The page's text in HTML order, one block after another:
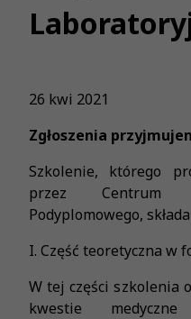
26 kwi 2021
Zgłoszenia
Szkolenie, którego
przez Centrum
Podyplomowego,
I. Część teoretyczna w
W tej części szkolenia
kwestie